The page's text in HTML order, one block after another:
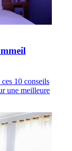
10 conseils
une meilleure